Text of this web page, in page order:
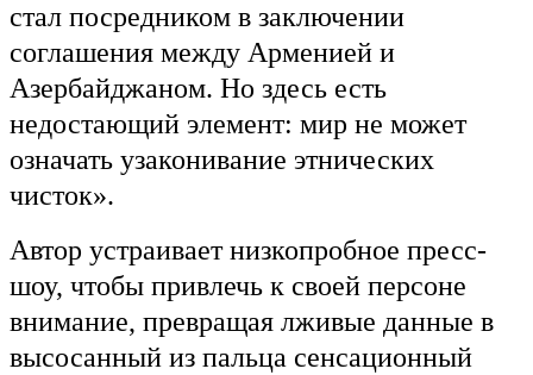
стал посредником в заключении
соглашения между Арменией и
Азербайджаном. Но здесь есть
недостающий элемент: мир не может
означать узаконивание этнических
чисток».
Автор устраивает низкопробное пресс-
шоу, чтобы привлечь к своей персоне
внимание, превращая лживые данные в
высосанный из пальца сенсационный